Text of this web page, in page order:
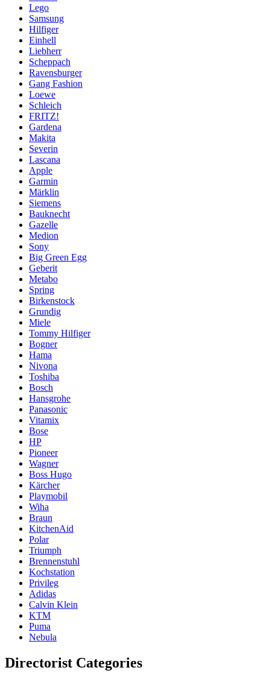
Lego
Samsung
Hilfiger
Einhell
Liebherr
Scheppach
Ravensburger
Gang Fashion
Loewe
Schleich
FRITZ!
Gardena
Makita
Severin
Lascana
Apple
Garmin
Märklin
Siemens
Bauknecht
Gazelle
Medion
Sony
Big Green Egg
Geberit
Metabo
Spring
Birkenstock
Grundig
Miele
Tommy Hilfiger
Bogner
Hama
Nivona
Toshiba
Bosch
Hansgrohe
Panasonic
Vitamix
Bose
HP
Pioneer
Wagner
Boss Hugo
Kärcher
Playmobil
Wiha
Braun
KitchenAid
Polar
Triumph
Brennenstuhl
Kochstation
Privileg
Adidas
Calvin Klein
KTM
Puma
Nebula
Directorist Categories